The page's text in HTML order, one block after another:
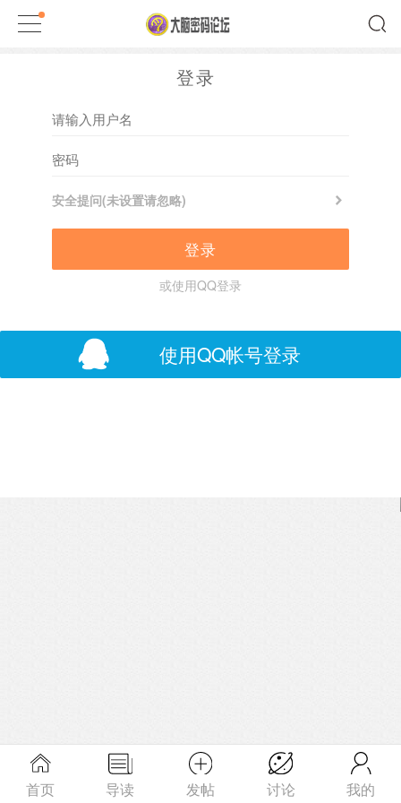
登录
安全提问(未设置请忽略)
登录
或使用QQ登录
使用QQ帐号登录
首页 导读 发帖 讨论 我的